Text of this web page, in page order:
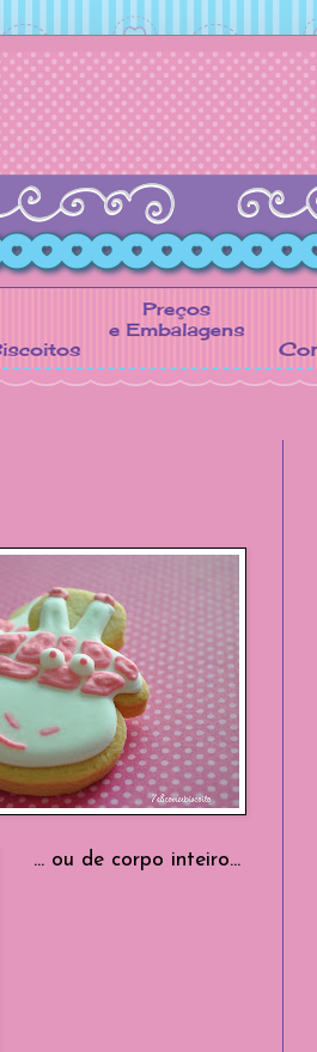
... ou de corpo inteiro...